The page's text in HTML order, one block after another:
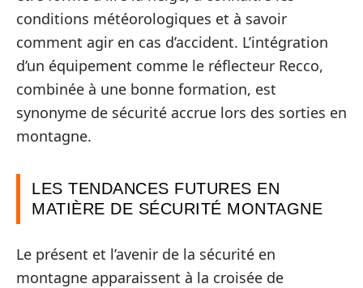
conditions météorologiques et à savoir
comment agir en cas d’accident. L’intégration
d’un équipement comme le réflecteur Recco,
combinée à une bonne formation, est
synonyme de sécurité accrue lors des sorties en
montagne.
LES TENDANCES FUTURES EN
MATIÈRE DE SÉCURITÉ MONTAGNE
Le présent et l’avenir de la sécurité en
montagne apparaissent à la croisée de